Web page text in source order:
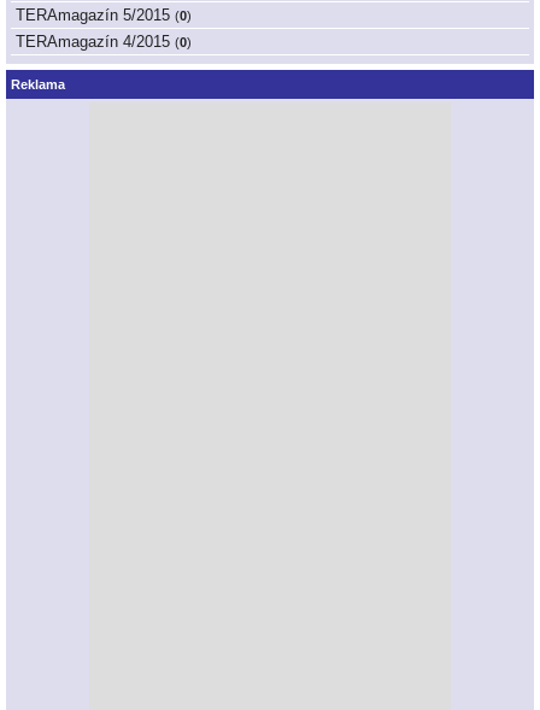
TERAmagazín 5/2015 (0)
TERAmagazín 4/2015 (0)
Reklama